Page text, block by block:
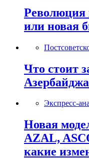
Революция
или новая
Что стоит
Экспресс-
Новая
AZAL,
какие